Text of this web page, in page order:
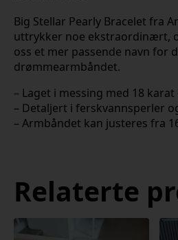
Big Stellar Pearly Bracelet fra
uttrykker noe ekstraordinært,
oss et mer passende navn for
drømmearmbåndet.
– Laget i messing med 18
– Detaljert i ferskvannsperler
– Armbåndet kan justeres fra
Relaterte